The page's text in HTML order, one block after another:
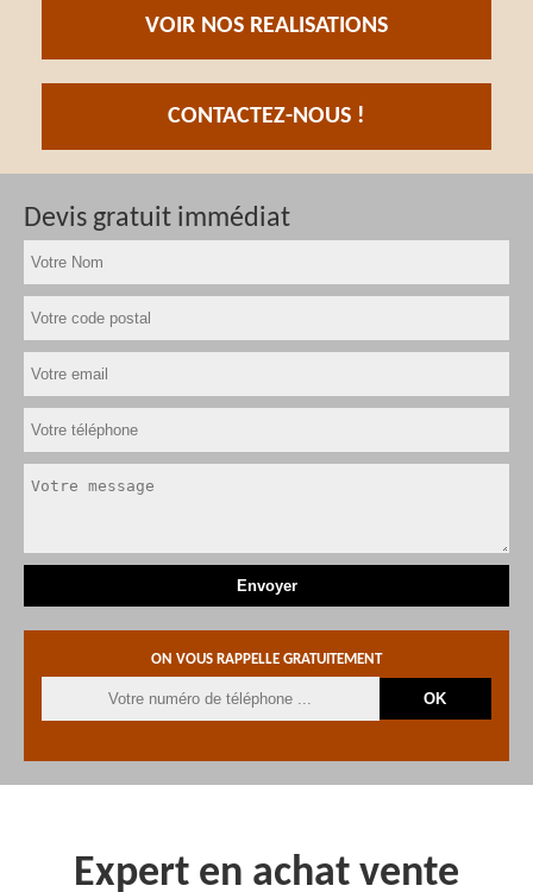
VOIR NOS REALISATIONS
CONTACTEZ-NOUS !
Devis gratuit immédiat
ON VOUS RAPPELLE GRATUITEMENT
Expert en achat vente